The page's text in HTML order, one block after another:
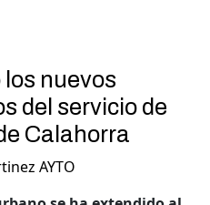
nuevos
del servicio de
Calahorra
AYTO